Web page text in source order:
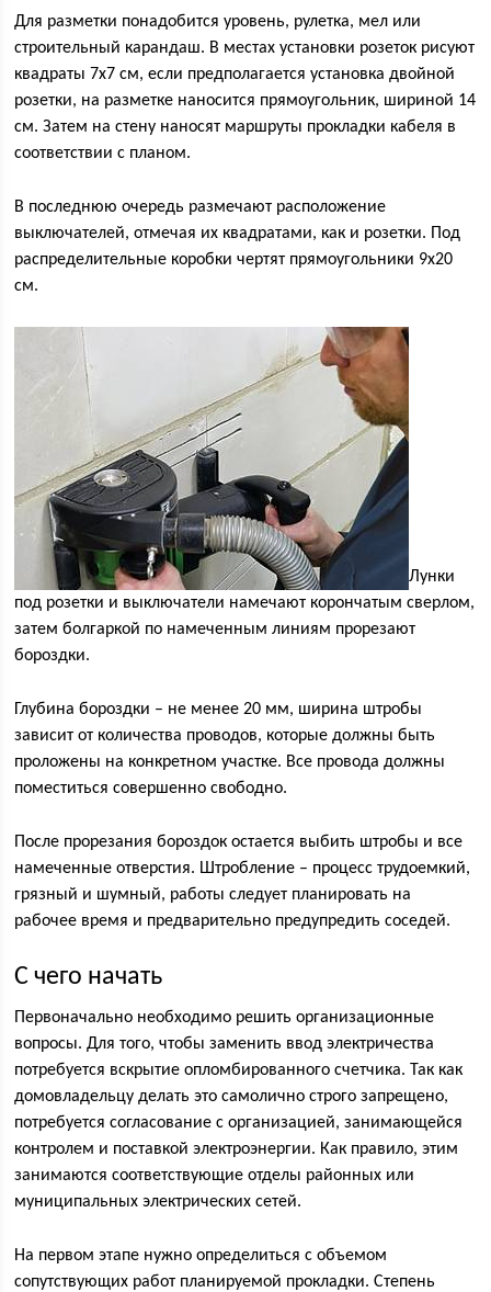
Для разметки понадобится уровень, рулетка, мел или
строительный карандаш. В местах установки розеток рисуют
квадраты 7х7 см, если предполагается установка двойной
розетки, на разметке наносится прямоугольник, шириной 14
см. Затем на стену наносят маршруты прокладки кабеля в
соответствии с планом.
В последнюю очередь размечают расположение
выключателей, отмечая их квадратами, как и розетки. Под
распределительные коробки чертят прямоугольники 9х20
см.
Лунки
под розетки и выключатели намечают корончатым сверлом,
затем болгаркой по намеченным линиям прорезают
бороздки.
Глубина бороздки – не менее 20 мм, ширина штробы
зависит от количества проводов, которые должны быть
проложены на конкретном участке. Все провода должны
поместиться совершенно свободно.
После прорезания бороздок остается выбить штробы и все
намеченные отверстия. Штробление – процесс трудоемкий,
грязный и шумный, работы следует планировать на
рабочее время и предварительно предупредить соседей.
С чего начать
Первоначально необходимо решить организационные
вопросы. Для того, чтобы заменить ввод электричества
потребуется вскрытие опломбированного счетчика. Так как
домовладельцу делать это самолично строго запрещено,
потребуется согласование с организацией, занимающейся
контролем и поставкой электроэнергии. Как правило, этим
занимаются соответствующие отделы районных или
муниципальных электрических сетей.
На первом этапе нужно определиться с объемом
сопутствующих работ планируемой прокладки. Степень